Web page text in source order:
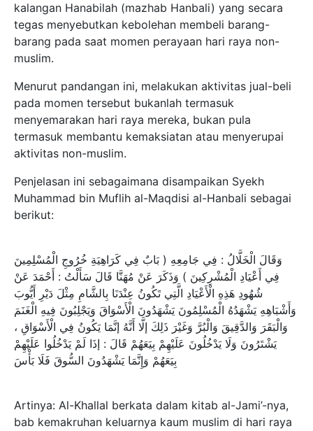
kalangan Hanabilah (mazhab Hanbali) yang secara
tegas menyebutkan kebolehan membeli barang-
barang pada saat momen perayaan hari raya non-
muslim.
Menurut pandangan ini, melakukan aktivitas jual-beli
pada momen tersebut bukanlah termasuk
menyemarakan hari raya mereka, bukan pula
termasuk membantu kemaksiatan atau menyerupai
aktivitas non-muslim.
Penjelasan ini sebagaimana disampaikan Syekh
Muhammad bin Muflih al-Maqdisi al-Hanbali sebagai
berikut:
وَقَالَ الْخَلَّالُ : فِي جَامِعِهِ ( بَابٌ فِي كَرَاهِيَةِ خُرُوجِ الْمُسْلِمِينَ
فِي أَعْيَادِ الْمُشْرِكِينَ ) وَذَكَرَ عَنْ مُهَنَّا قَالَ سَأَلْتُ : أَحْمَدَ عَنْ
شُهُودِ هَذِهِ الْأَعْيَادِ الَّتِي تَكُونُ عِنْدَنَا بِالشَّامِ مِثْلَ دَيْرِ أَيُّوبَ
وَأَشْبَاهِهِ يَشْهَدُهُ الْمُسْلِمُونَ يَشْهَدُونَ الْأَسْوَاقَ وَيَجْلِبُونَ فِيهِ الْغَنَمَ
وَالْبَقَرَ وَالدَّقِيقَ وَالْبُرَّ وَغَيْرَ ذَلِكَ إلَّا أَنَّهُ إنَّمَا يَكُونُ فِي الْأَسْوَاقِ ،
يَشْتَرُونَ وَلَا يَدْخُلُونَ عَلَيْهِمْ بِيَعَهُمْ قَالَ : إذَا لَمْ يَدْخُلُوا عَلَيْهِمْ
بِيَعَهُمْ وَإِنَّمَا يَشْهَدُونَ السُّوقَ فَلَا بَأْسَ
Artinya: Al-Khallal berkata dalam kitab al-Jami’-nya,
bab kemakruhan keluarnya kaum muslim di hari raya